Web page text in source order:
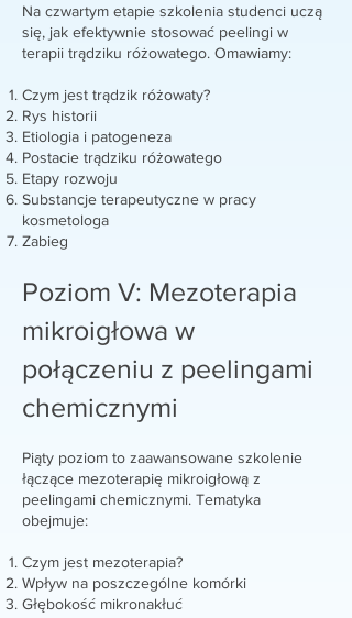
Na czwartym etapie szkolenia studenci uczą
się, jak efektywnie stosować peelingi w
terapii trądziku różowatego. Omawiamy:
Czym jest trądzik różowaty?
Rys historii
Etiologia i patogeneza
Postacie trądziku różowatego
Etapy rozwoju
Substancje terapeutyczne w pracy
kosmetologa
Zabieg
Poziom V: Mezoterapia
mikroigłowa w
połączeniu z peelingami
chemicznymi
Piąty poziom to zaawansowane szkolenie
łączące mezoterapię mikroigłową z
peelingami chemicznymi. Tematyka
obejmuje:
Czym jest mezoterapia?
Wpływ na poszczególne komórki
Głębokość mikronakłuć